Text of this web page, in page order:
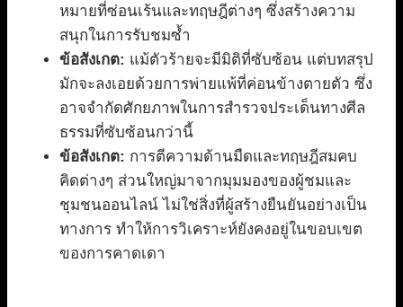
หมายที่ซ่อนเร้นและทฤษฎีต่างๆ ซึ่งสร้างความ
สนุกในการรับชมซ้ำ
ข้อสังเกต: แม้ตัวร้ายจะมีมิติที่ซับซ้อน แต่บทสรุป
มักจะลงเอยด้วยการพ่ายแพ้ที่ค่อนข้างตายตัว ซึ่ง
อาจจำกัดศักยภาพในการสำรวจประเด็นทางศีล
ธรรมที่ซับซ้อนกว่านี้
ข้อสังเกต: การตีความด้านมืดและทฤษฎีสมคบ
คิดต่างๆ ส่วนใหญ่มาจากมุมมองของผู้ชมและ
ชุมชนออนไลน์ ไม่ใช่สิ่งที่ผู้สร้างยืนยันอย่างเป็น
ทางการ ทำให้การวิเคราะห์ยังคงอยู่ในขอบเขต
ของการคาดเดา